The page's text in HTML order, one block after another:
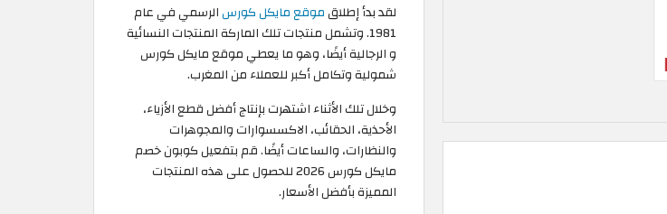
لقد بدأ إطلاقموقع مايكل كورسالرسمي في عام
1981. وتشمل منتجات تلك الماركة المنتجات النسائية
و الرجالية أيضًا، وهو ما يعطي موقع مايكل كورس
شمولية وتكامل أكبر للعملاء من المغرب.
وخلال تلك الأثناء اشتهرت بإنتاج أفضل قطع الأزياء،
الأحذية، الحقائب، الاكسسوارات والمجوهرات
والنظارات، والساعات أيضًا. قم بتفعيل كوبون خصم
مايكل كورس 2026 للحصول على هذه المنتجات
المميزة بأفضل الأسعار.